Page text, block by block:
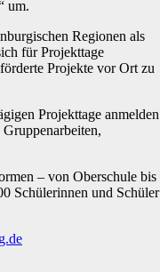
um.
Regionen als
für Projekttage
Projekte vor Ort zu
Projekttage anmelden
– von Oberschule bis
Schülerinnen und Schüler